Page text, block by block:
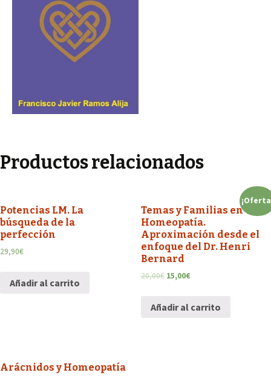
Productos relacionados
Potencias LM. La
búsqueda de la
perfección
29,90€
Añadir al carrito
Temas y Familias en
Homeopatía.
Aproximación desde el
enfoque del Dr. Henri
Bernard
20,00€ 15,00€
Añadir al carrito
Arácnidos y Homeopatía